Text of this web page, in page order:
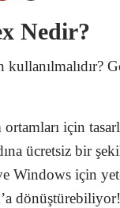
Nedir?
için
ücretsiz bir
Windows için
dönüştürebiliyor!